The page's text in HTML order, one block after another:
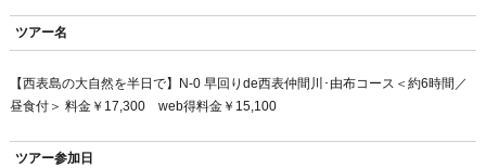
ツアー名
【西表島の大自然を半日で】N-0 早回りde西表仲間川･由布コース＜約6時間／
昼食付＞ 料金￥17,300 web得料金￥15,100
ツアー参加日